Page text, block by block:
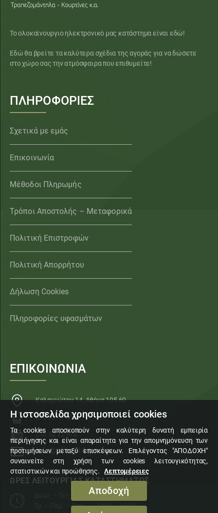
Το ολοκαίνουργιο ηλεκτρονικό μας κατάστημα είναι εδώ!
Εδώ θα βρείτε τα καλύτερα σχέδια της αγοράς για να δώσετε
στο χώρο σας την ατμόσφαιρα που επιθυμείτε!
ΠΛΗΡΟΦΟΡΙΕΣ
Σχετικά με εμάς
Επικοινωνία
Μέθοδοι Πληρωμής
Τρόποι Αποστολής – Μεταφορικά
Πολιτική Επιστροφών
Πολιτική Απορρήτου
Δήλωση Cookies
Πληροφορίες υφασμάτων
ΕΠΙΚΟΙΝΩΝΙΑ
Καλαμιώτου 14, Αθήνα 105 60
210 32 11 553
210 32 22 972
info@sillogi14.gr
ΩΡΕΣ ΛΕΙΤΟΥΡΓΙΑΣ ΚΑΤΑΣΤΗΜΑΤΟΣ
Δευτ. – Τετ. – Σάβ.
10:00 – 15:00
Τρ. – Πεμ. – Παρ.
10:00 – 18:00
Η ιστοσελίδα χρησιμοποιεί cookies
Τα cookies αποσκοπούν στην καλύτερη δυνατή εμπειρία
περιήγησης και είναι απαραίτητα για την απομνημόνευση των
προτιμήσεων μεταξύ επισκέψεων. Επιλέγοντας "ΑΠΟΔΟΧΗ"
συναινείτε στη χρήση των cookies λειτουγικότητας,
στατιστικών και προώθησης.
Λεπτομέρειες
Αποδοχή